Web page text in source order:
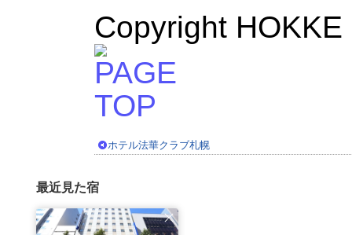
Copyright
ホテル法華クラブ札幌
最近見た宿